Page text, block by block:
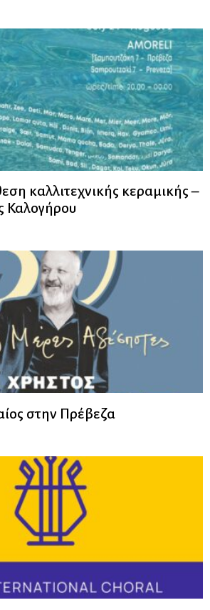
καλλιτεχνικής κεραμικής –
Καλογήρου
στην Πρέβεζα